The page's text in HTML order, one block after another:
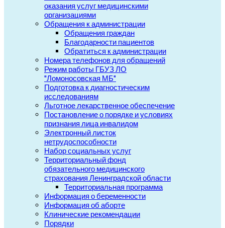
оказания услуг медицинскими
организациями
Обращения к администрации
Обращения граждан
Благодарности пациентов
Обратиться к администрации
Номера телефонов для обращений
Режим работы ГБУЗ ЛО
"Ломоносовская МБ"
Подготовка к диагностическим
исследованиям
Льготное лекарственное обеспечение
Постановление о порядке и условиях
признания лица инвалидом
Электронный листок
нетрудоспособности
Набор социальных услуг
Территориальный фонд
обязательного медицинского
страхования Ленинградской области
Территориальная программа
Информация о беременности
Информация об аборте
Клинические рекомендации
Порядки